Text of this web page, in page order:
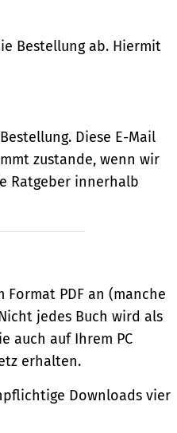
Bestellung ab. Hiermit
Diese E-Mail
zustande, wenn wir
Ratgeber innerhalb
PDF an (manche
jedes Buch wird als
auch auf Ihrem PC
erhalten.
Downloads vier